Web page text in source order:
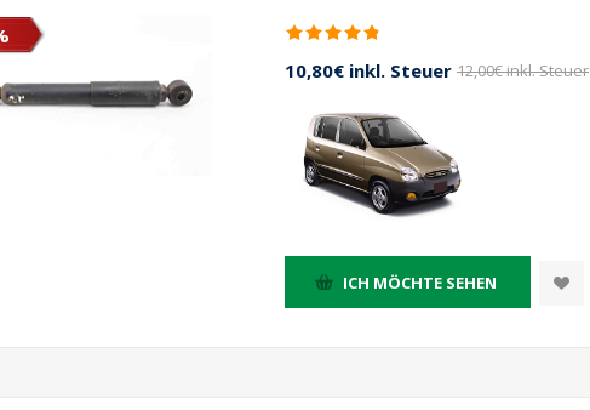
10,80€ inkl. Steuer 12,00€ inkl. Steuer
ICH MÖCHTE SEHEN